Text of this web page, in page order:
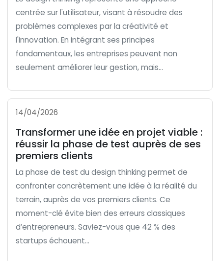
centrée sur l'utilisateur, visant à résoudre des
problèmes complexes par la créativité et
l'innovation. En intégrant ses principes
fondamentaux, les entreprises peuvent non
seulement améliorer leur gestion, mais...
14/04/2026
Transformer une idée en projet viable :
réussir la phase de test auprès de ses
premiers clients
La phase de test du design thinking permet de
confronter concrètement une idée à la réalité du
terrain, auprès de vos premiers clients. Ce
moment-clé évite bien des erreurs classiques
d’entrepreneurs. Saviez-vous que 42 % des
startups échouent...